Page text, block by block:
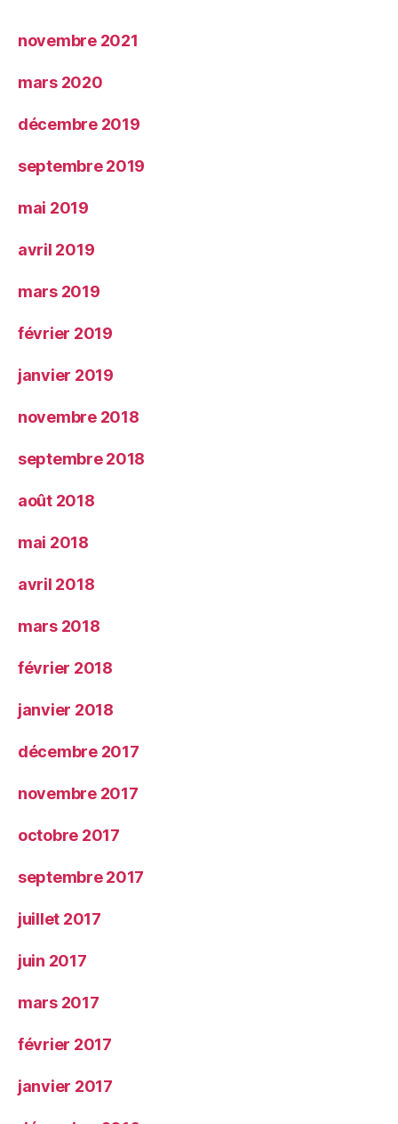
novembre 2021
mars 2020
décembre 2019
septembre 2019
mai 2019
avril 2019
mars 2019
février 2019
janvier 2019
novembre 2018
septembre 2018
août 2018
mai 2018
avril 2018
mars 2018
février 2018
janvier 2018
décembre 2017
novembre 2017
octobre 2017
septembre 2017
juillet 2017
juin 2017
mars 2017
février 2017
janvier 2017